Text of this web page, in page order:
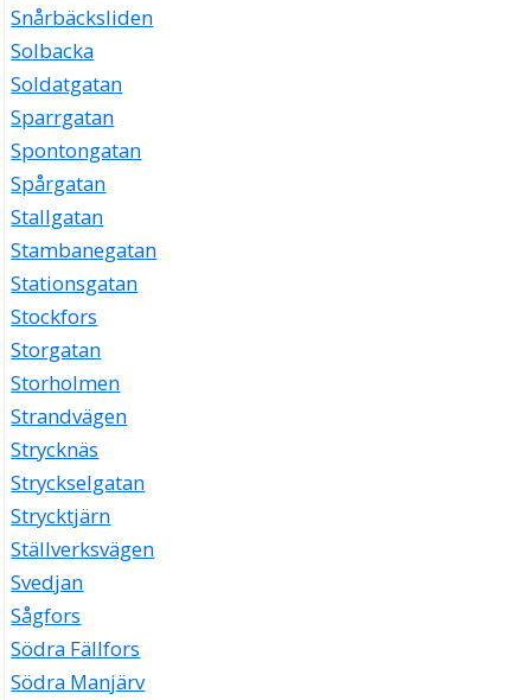
Snårbäcksliden
Solbacka
Soldatgatan
Sparrgatan
Spontongatan
Spårgatan
Stallgatan
Stambanegatan
Stationsgatan
Stockfors
Storgatan
Storholmen
Strandvägen
Strycknäs
Stryckselgatan
Strycktjärn
Ställverksvägen
Svedjan
Sågfors
Södra Fällfors
Södra Manjärv